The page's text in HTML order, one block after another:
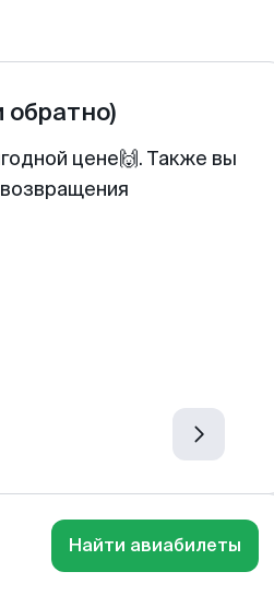
обратно)
цене🙌. Также вы
Найти авиабилеты